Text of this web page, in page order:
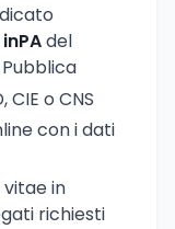
inPAdel
CIE o CNS
con i dati
in
richiesti